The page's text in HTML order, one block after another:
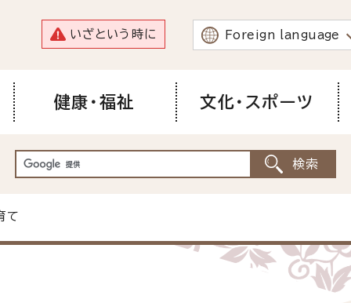
いざという時に Foreign language
健康・福祉 文化・スポーツ
て